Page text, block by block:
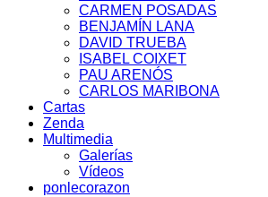
CARMEN POSADAS
BENJAMÍN LANA
DAVID TRUEBA
ISABEL COIXET
PAU ARENÓS
CARLOS MARIBONA
Cartas
Zenda
Multimedia
Galerías
Vídeos
ponlecorazon